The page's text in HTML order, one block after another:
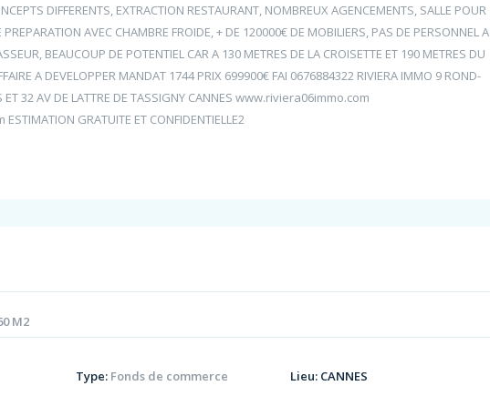
DIFFERENTS, EXTRACTION RESTAURANT, NOMBREUX AGENCEMENTS, SALLE POUR
PREPARATION AVEC CHAMBRE FROIDE, + DE 120000€ DE MOBILIERS, PAS DE PERSONNEL A
BEAUCOUP DE POTENTIEL CAR A 130 METRES DE LA CROISETTE ET 190 METRES DU
A DEVELOPPER MANDAT 1744 PRIX 699900€ FAI 0676884322 RIVIERA IMMO 9 ROND-
ET 32 AV DE LATTRE DE TASSIGNY CANNES www.riviera06immo.com
GRATUITE ET CONFIDENTIELLE2
160 M2
Type: Fonds de commerce Lieu: CANNES